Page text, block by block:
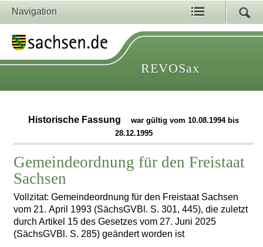
Navigation
REVOSax
Historische Fassung
war gültig vom 10.08.1994 bis
28.12.1995
Gemeindeordnung für den Freistaat
Sachsen
Vollzitat: Gemeindeordnung für den Freistaat Sachsen
vom 21. April 1993 (SächsGVBl. S. 301, 445), die zuletzt
durch Artikel 15 des Gesetzes vom 27. Juni 2025
(SächsGVBl. S. 285) geändert worden ist